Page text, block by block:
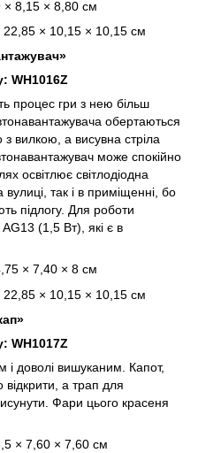
× 8,15 × 8,80 см
22,85 × 10,15 × 10,15 см
WH1016Z
процес гри з нею більш
обертаються
з вилкою, а висувна стріла
може спокійно
освітлює світлодіодна
так і в приміщенні, бо
підлогу. Для роботи
(1,5 Вт), які є в
× 7,40 × 8 см
22,85 × 10,15 × 10,15 см
WH1017Z
і доволі вишуканим. Капот,
відкрити, а трап для
Фари цього красеня
× 7,60 × 7,60 см